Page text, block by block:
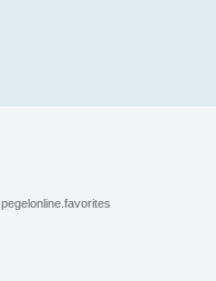
pegelonline.favorites